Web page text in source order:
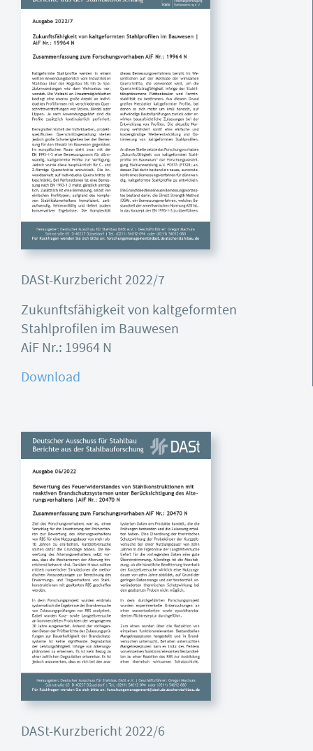
DASt-Kurzbericht 2022/7
Zukunftsfähigkeit von kaltgeformten
Stahlprofilen im Bauwesen
AiF Nr.: 19964 N
Download
DASt-Kurzbericht 2022/6